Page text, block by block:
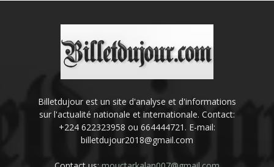
Billetdujour est un site d'analyse et d'informations
sur l'actualité nationale et internationale. Contact:
+224 622323958 ou 664444721. E-mail:
billetdujour2018@gmail.com